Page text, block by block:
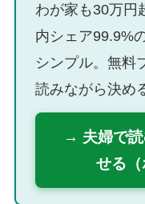
わが家も30万円
内シェア99.9%
シンプル。無料
読みながら決め
→ 夫婦で
せる（